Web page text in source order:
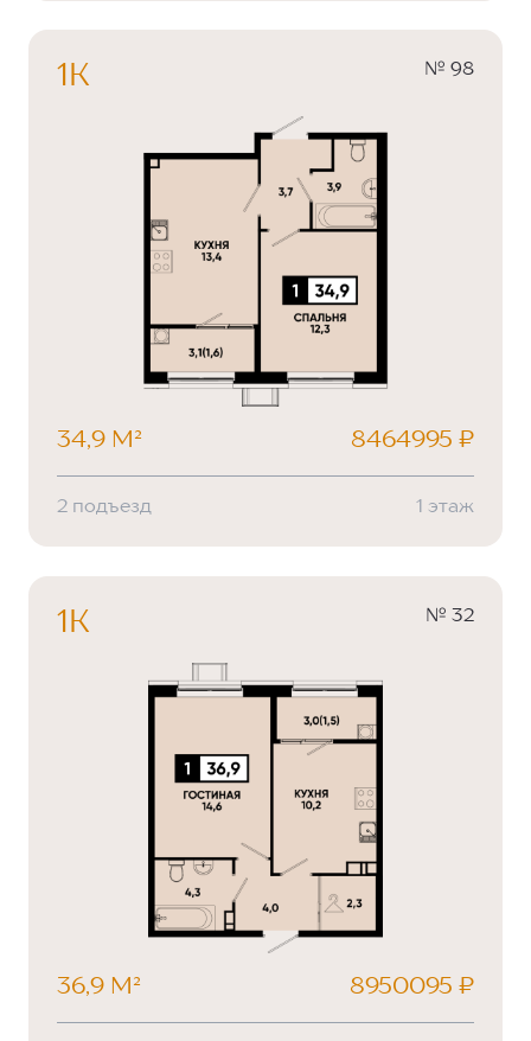
1К № 98
34,9 М² 8464995 ₽
2 подъезд 1 этаж
1К № 32
36,9 М² 8950095 ₽